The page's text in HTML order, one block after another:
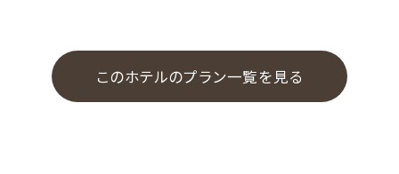
このホテルのプラン一覧を見る